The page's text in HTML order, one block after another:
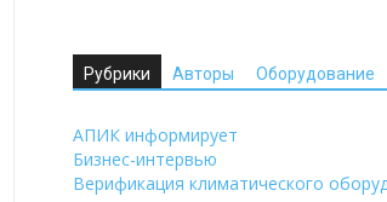
Рубрики Авторы Оборудование
АПИК информирует
Бизнес-интервью
Верификация климатического